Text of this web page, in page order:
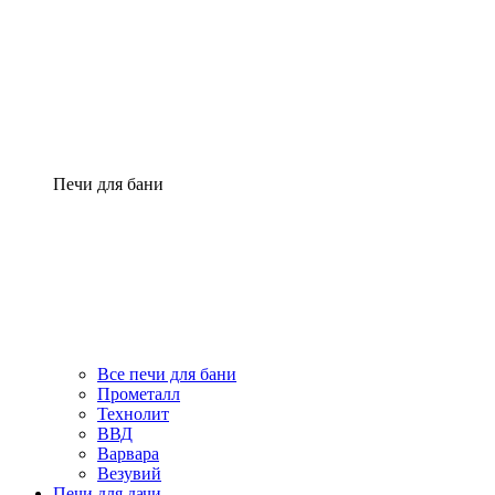
Печи для бани
Все печи для бани
Прометалл
Технолит
ВВД
Варвара
Везувий